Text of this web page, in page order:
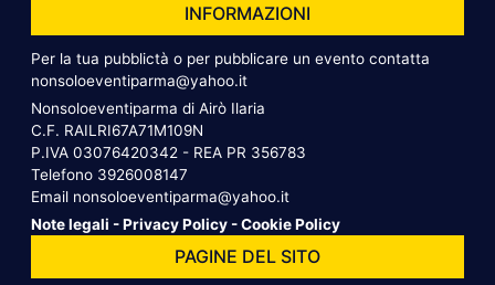
INFORMAZIONI
Per la tua pubblictà o per pubblicare un evento contatta
nonsoloeventiparma@yahoo.it
Nonsoloeventiparma di Airò Ilaria
C.F. RAILRI67A71M109N
P.IVA 03076420342 - REA PR 356783
Telefono 3926008147
Email nonsoloeventiparma@yahoo.it
Note legali -Privacy Policy -Cookie Policy
PAGINE DEL SITO